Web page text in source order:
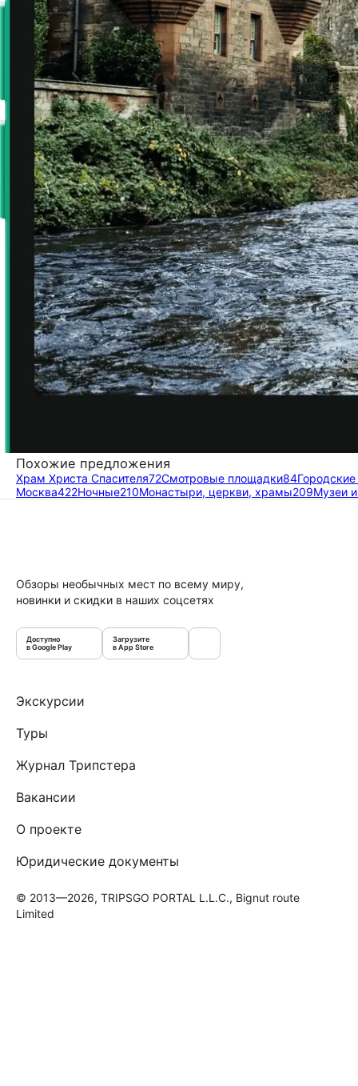
Похожие предложения
Храм Христа Спасителя72Смотровые площадки84
Москва422Ночные210Монастыри, церкви, храмы209Музеи
Обзоры необычных мест по всему миру,
новинки и скидки в наших соцсетях
Доступно
в Google Play
Загрузите
в App Store
Экскурсии
Туры
Журнал Трипстера
Вакансии
О проекте
Юридические документы
© 2013—2026, TRIPSGO PORTAL L.L.C., Bignut route
Limited